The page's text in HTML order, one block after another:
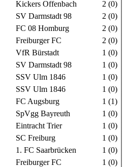
Kickers Offenbach
2 (0)
SV Darmstadt 98
2 (0)
FC 08 Homburg
2 (0)
Freiburger FC
2 (0)
VfR Bürstadt
1 (0)
SV Darmstadt 98
1 (0)
SSV Ulm 1846
1 (0)
SSV Ulm 1846
1 (0)
FC Augsburg
1 (1)
SpVgg Bayreuth
1 (0)
Eintracht Trier
1 (0)
SC Freiburg
1 (0)
1. FC Saarbrücken
1 (0)
Freiburger FC
1 (0)